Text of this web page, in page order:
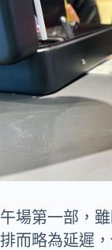
午場第一部，
排而略為延遲